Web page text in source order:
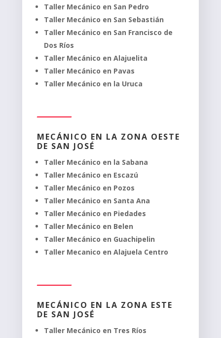
Taller Mecánico en San Pedro
Taller Mecánico en San Sebastián
Taller Mecánico en San Francisco de
Dos Ríos
Taller Mecánico en Alajuelita
Taller Mecánico en Pavas
Taller Mecánico en la Uruca
MECÁNICO EN LA ZONA OESTE
DE SAN JOSÉ
Taller Mecánico en la Sabana
Taller Mecánico en Escazú
Taller Mecánico en Pozos
Taller Mecánico en Santa Ana
Taller Mecánico en Piedades
Taller Mecánico en Belen
Taller Mecánico en Guachipelin
Taller Mecanico en Alajuela Centro
MECÁNICO EN LA ZONA ESTE
DE SAN JOSÉ
Taller Mecánico en Tres Ríos